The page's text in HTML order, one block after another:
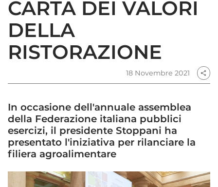
CARTA DEI VALORI
DELLA
RISTORAZIONE
18 Novembre 2021 share
In occasione dell'annuale assemblea
della Federazione italiana pubblici
esercizi, il presidente Stoppani ha
presentato l'iniziativa per rilanciare la
filiera agroalimentare